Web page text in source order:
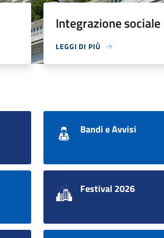
Integrazione sociale
LEGGI DI PIÙ
Bandi e Avvisi
Festival 2026